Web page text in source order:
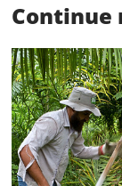
Continue